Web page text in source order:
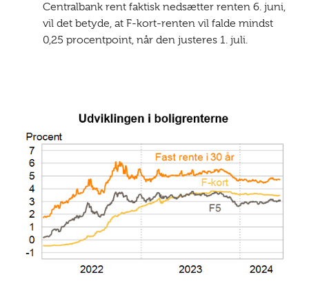
Centralbank rent faktisk nedsætter renten 6. juni,
vil det betyde, at F-kort-renten vil falde mindst
0,25 procentpoint, når den justeres 1. juli.